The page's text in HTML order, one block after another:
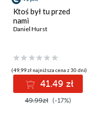
Ktoś był tu przed
nami
Daniel Hurst
(49,99 zł najniższa cena z 30 dni)
41.49 zł
49.99zł (-17%)